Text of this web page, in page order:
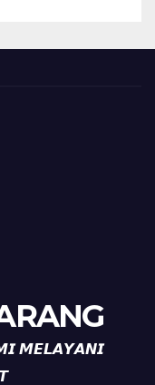
𝙈𝙀𝙇𝘼𝙔𝘼𝙉𝙄